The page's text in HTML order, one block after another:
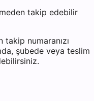
takip edebilir
numaranızı
şubede veya teslim